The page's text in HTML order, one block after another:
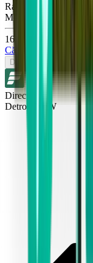
Raleigh RDU
Mon, Sep 28
162 lei
Căutare
Dus-întors
Direct
Detroit DTW